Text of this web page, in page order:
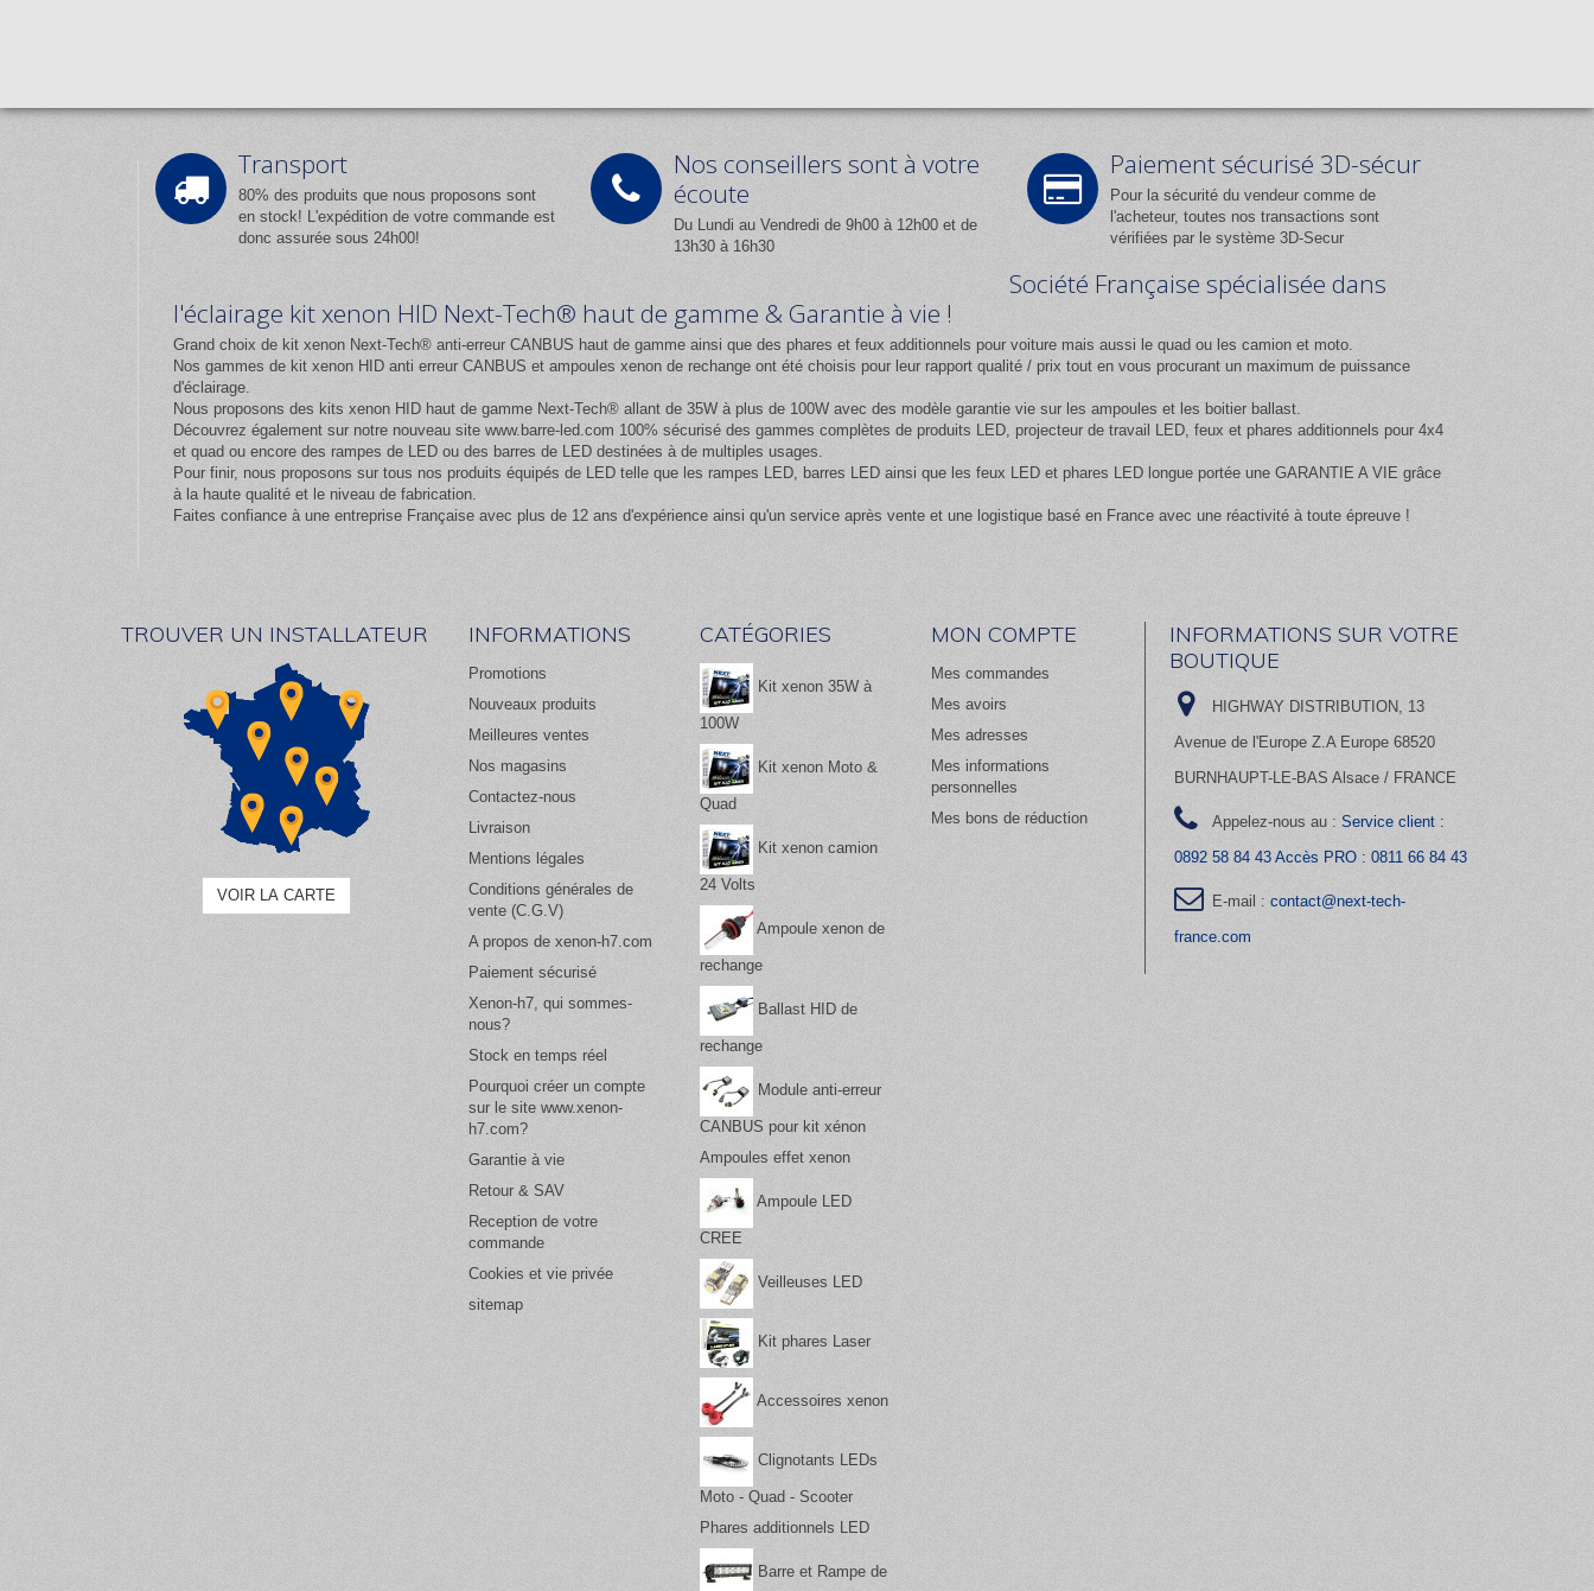
Transport
80% des produits que nous proposons sont
en stock! L'expédition de votre commande est
donc assurée sous 24h00!
Nos conseillers sont à votre
écoute
Du Lundi au Vendredi de 9h00 à 12h00 et de
13h30 à 16h30
Paiement sécurisé 3D-sécur
Pour la sécurité du vendeur comme de
l'acheteur, toutes nos transactions sont
vérifiées par le système 3D-Secur
Société Française spécialisée dans
l'éclairage kit xenon HID Next-Tech® haut de gamme & Garantie à vie !
Grand choix de kit xenon Next-Tech® anti-erreur CANBUS haut de gamme ainsi que des phares et feux additionnels pour voiture mais aussi le quad ou les camion et moto.
Nos gammes de kit xenon HID anti erreur CANBUS et ampoules xenon de rechange ont été choisis pour leur rapport qualité / prix tout en vous procurant un maximum de puissance
d'éclairage.
Nous proposons des kits xenon HID haut de gamme Next-Tech® allant de 35W à plus de 100W avec des modèle garantie vie sur les ampoules et les boitier ballast.
Découvrez également sur notre nouveau site www.barre-led.com 100% sécurisé des gammes complètes de produits LED, projecteur de travail LED, feux et phares additionnels pour 4x4
et quad ou encore des rampes de LED ou des barres de LED destinées à de multiples usages.
Pour finir, nous proposons sur tous nos produits équipés de LED telle que les rampes LED, barres LED ainsi que les feux LED et phares LED longue portée une GARANTIE A VIE grâce
à la haute qualité et le niveau de fabrication.
Faites confiance à une entreprise Française avec plus de 12 ans d'expérience ainsi qu'un service après vente et une logistique basé en France avec une réactivité à toute épreuve !
TROUVER UN INSTALLATEUR
VOIR LA CARTE
INFORMATIONS
Promotions
Nouveaux produits
Meilleures ventes
Nos magasins
Contactez-nous
Livraison
Mentions légales
Conditions générales de
vente (C.G.V)
A propos de xenon-h7.com
Paiement sécurisé
Xenon-h7, qui sommes-
nous?
Stock en temps réel
Pourquoi créer un compte
sur le site www.xenon-
h7.com?
Garantie à vie
Retour & SAV
Reception de votre
commande
Cookies et vie privée
sitemap
CATÉGORIES
Kit xenon 35W à
100W
Kit xenon Moto &
Quad
Kit xenon camion
24 Volts
Ampoule xenon de
rechange
Ballast HID de
rechange
Module anti-erreur
CANBUS pour kit xénon
Ampoules effet xenon
Ampoule LED
CREE
Veilleuses LED
Kit phares Laser
Accessoires xenon
Clignotants LEDs
Moto - Quad - Scooter
Phares additionnels LED
Barre et Rampe de
MON COMPTE
Mes commandes
Mes avoirs
Mes adresses
Mes informations
personnelles
Mes bons de réduction
INFORMATIONS SUR VOTRE
BOUTIQUE
HIGHWAY DISTRIBUTION, 13
Avenue de l'Europe Z.A Europe 68520
BURNHAUPT-LE-BAS Alsace / FRANCE
Appelez-nous au : Service client :
0892 58 84 43 Accès PRO : 0811 66 84 43
E-mail : contact@next-tech-
france.com